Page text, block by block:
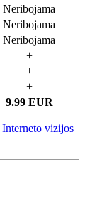
Neribojama
Neribojama
Neribojama
+
+
+
9.99 EUR
Interneto vizijos